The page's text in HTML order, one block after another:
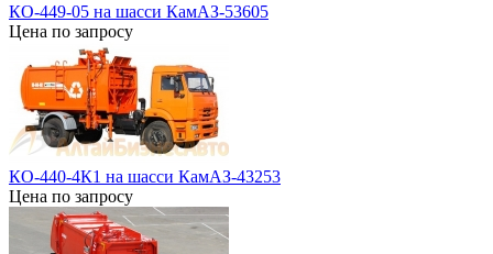
КО-449-05 на шасси КамАЗ-53605
Цена по запросу
КО-440-4К1 на шасси КамАЗ-43253
Цена по запросу